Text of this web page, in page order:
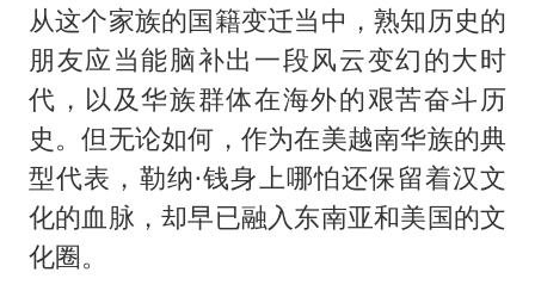
从这个家族的国籍变迁当中，熟知历史的
朋友应当能脑补出一段风云变幻的大时
代，以及华族群体在海外的艰苦奋斗历
史。但无论如何，作为在美越南华族的典
型代表，勒纳·钱身上哪怕还保留着汉文
化的血脉，却早已融入东南亚和美国的文
化圈。